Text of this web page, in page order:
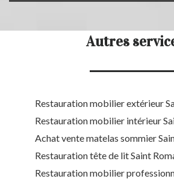
Autres
Restauration mobilier extérieur
Restauration mobilier intérieur
Achat vente matelas sommier
Restauration tête de lit Saint
Restauration mobilier